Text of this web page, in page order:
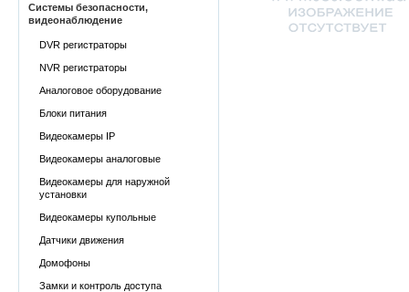
Системы безопасности,
видеонаблюдение
DVR регистраторы
NVR регистраторы
Аналоговое оборудование
Блоки питания
Видеокамеры IP
Видеокамеры аналоговые
Видеокамеры для наружной
установки
Видеокамеры купольные
Датчики движения
Домофоны
Замки и контроль доступа